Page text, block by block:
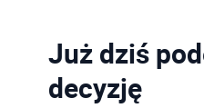
Już dziś
decyzję